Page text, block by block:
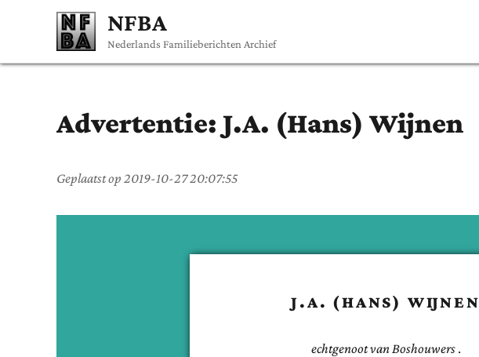
NFBA
Nederlands Familieberichten Archief
Advertentie: J.A. (Hans) Wijnen
Geplaatst op 2019-10-27 20:07:55
J.A. (HANS) WIJNEN
echtgenoot van Boshouwers .